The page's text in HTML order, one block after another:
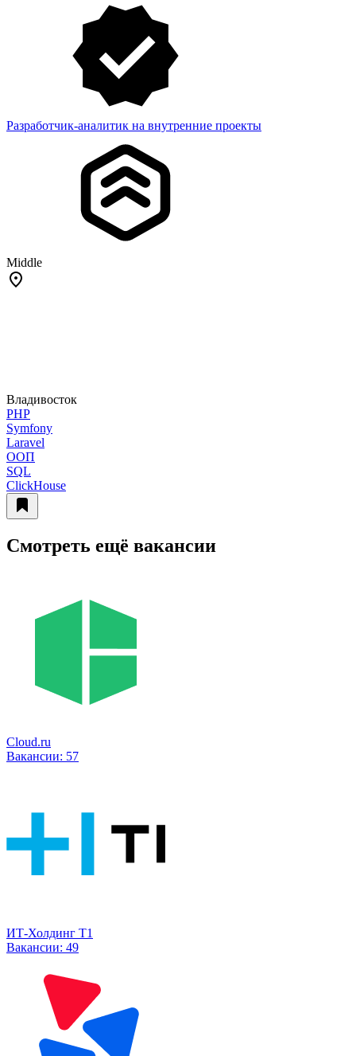
Разработчик-аналитик на внутренние проекты
Middle
Владивосток
PHP
Symfony
Laravel
ООП
SQL
ClickHouse
Смотреть ещё вакансии
Cloud.ru
Вакансии: 57
ИТ-Холдинг Т1
Вакансии: 49